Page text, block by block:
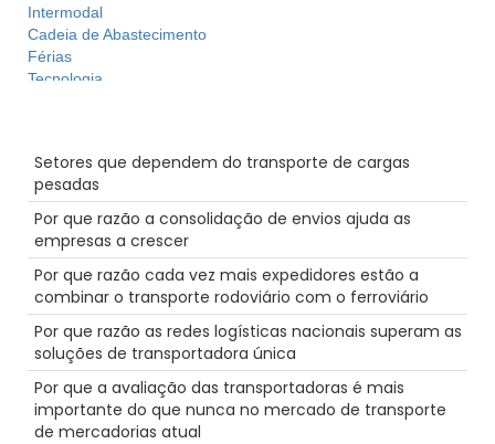
Intermodal
Cadeia de Abastecimento
Férias
Tecnologia
NTDAW
Truckstop.com
Porto
Grande Rig
Segurança
mulheres no sector dos transportes rodoviários
Destaque
Envio com temperatura controlada
Alimentação
Produtividade
Condutor
Setores que dependem do transporte de cargas
pesadas
Por que razão a consolidação de envios ajuda as
empresas a crescer
Por que razão cada vez mais expedidores estão a
combinar o transporte rodoviário com o ferroviário
Por que razão as redes logísticas nacionais superam as
soluções de transportadora única
Por que a avaliação das transportadoras é mais
importante do que nunca no mercado de transporte
de mercadorias atual